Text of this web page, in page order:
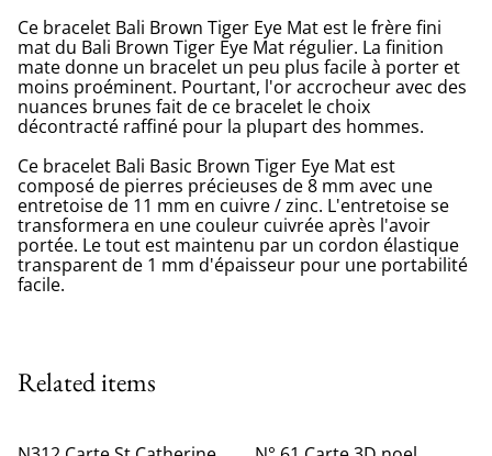
Ce bracelet Bali Brown Tiger Eye Mat est le frère fini
mat du Bali Brown Tiger Eye Mat régulier. La finition
mate donne un bracelet un peu plus facile à porter et
moins proéminent. Pourtant, l'or accrocheur avec des
nuances brunes fait de ce bracelet le choix
décontracté raffiné pour la plupart des hommes.
Ce bracelet Bali Basic Brown Tiger Eye Mat est
composé de pierres précieuses de 8 mm avec une
entretoise de 11 mm en cuivre / zinc. L'entretoise se
transformera en une couleur cuivrée après l'avoir
portée. Le tout est maintenu par un cordon élastique
transparent de 1 mm d'épaisseur pour une portabilité
facile.
Related items